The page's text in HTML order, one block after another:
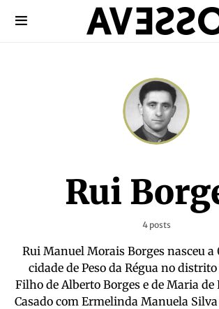
Rui
4 posts
Rui Manuel Morais Borges nasceu a
cidade de Peso da Régua no distrito
Filho de Alberto Borges e de Maria
Casado com Ermelinda Manuela Silva